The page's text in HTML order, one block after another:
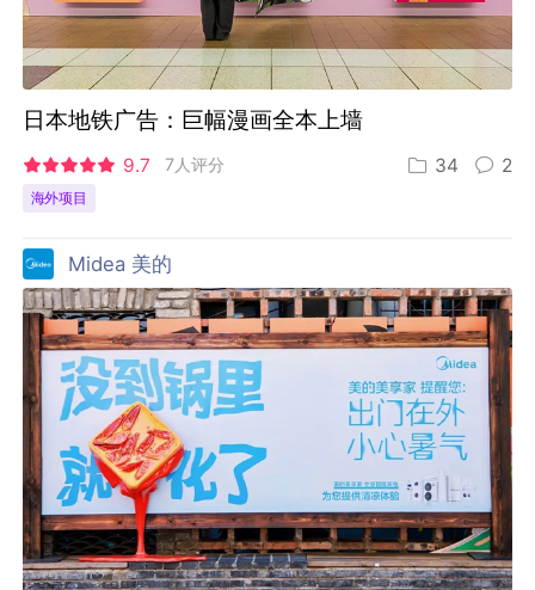
日本地铁广告：巨幅漫画全本上墙
9.7 7人评分 34 2
海外项目
Midea 美的